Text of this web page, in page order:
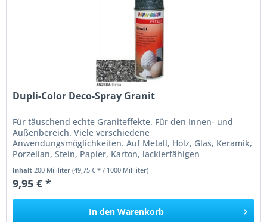
Dupli-Color Deco-Spray Granit
Für täuschend echte Graniteffekte. Für den Innen- und
Außenbereich. Viele verschiedene
Anwendungsmöglichkeiten. Auf Metall, Holz, Glas, Keramik,
Porzellan, Stein, Papier, Karton, lackierfähigen
Kunststoffen. Styroporfest. Im Außenbereich...
Inhalt200 Mililiter(49,75 € * / 1000 Mililiter)
9,95 € *
In den Warenkorb